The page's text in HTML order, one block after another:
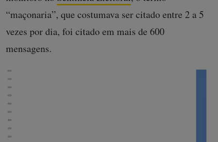
“maçonaria”, que costumava ser citado entre 2 a 5
vezes por dia, foi citado em mais de 600
mensagens.